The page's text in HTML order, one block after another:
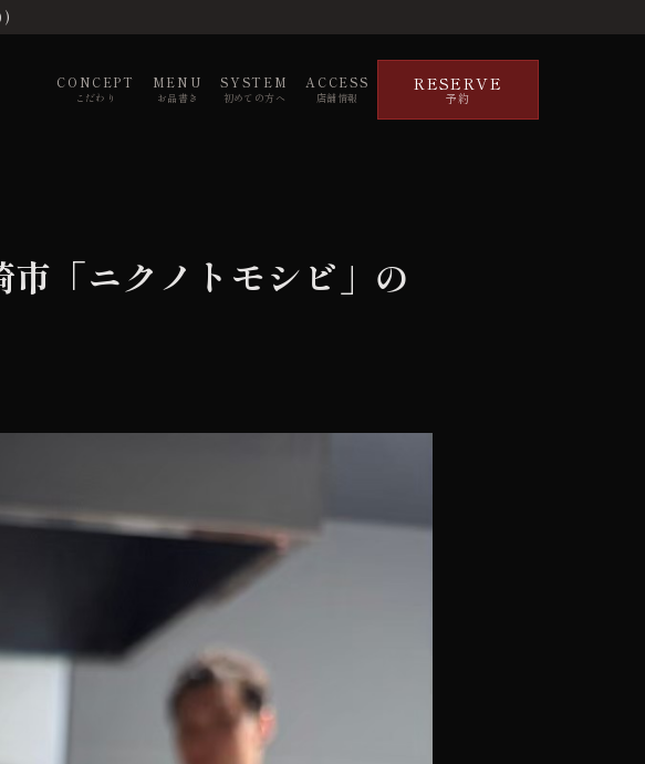
CONCEPT
こだわり
MENU
お品書き
SYSTEM
初めての方へ
ACCESS
店舗情報
RESERVE
予約
「ニクノトモシビ」の